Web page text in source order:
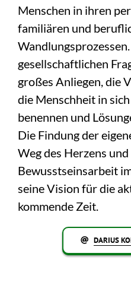
Menschen in ihren
familiären und
gesellschaftlichen
großes Anliegen, die
die Menschheit in
benennen und
Die Findung der
Weg des Herzens
Bewusstseinsarbeit
seine Vision für die
kommende Zeit.
DARIUS